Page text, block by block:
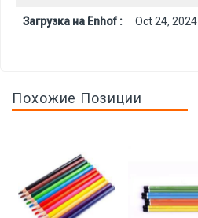
Загрузка на Enhof : Oct 24, 2024
Похожие Позиции